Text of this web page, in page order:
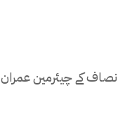
کے چیئرمین عمران